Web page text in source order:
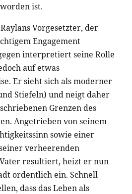
ist.
Vorgesetzter, der
Engagement
interpretiert seine Rolle
auf etwas
Er sieht sich als moderner
Stiefeln) und neigt daher
Grenzen des
Angetrieben von seinem
sowie einer
verheerenden
resultiert, heizt er nun
ordentlich ein. Schnell
dass das Leben als